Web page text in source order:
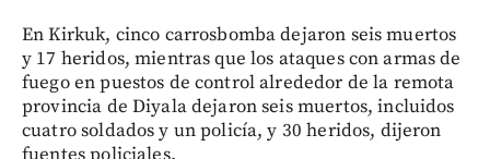
En Kirkuk, cinco carrosbomba dejaron seis muertos
y 17 heridos, mientras que los ataques con armas de
fuego en puestos de control alrededor de la remota
provincia de Diyala dejaron seis muertos, incluidos
cuatro soldados y un policía, y 30 heridos, dijeron